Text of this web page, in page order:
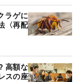
ラゲに
〈再配
高額な
スの座